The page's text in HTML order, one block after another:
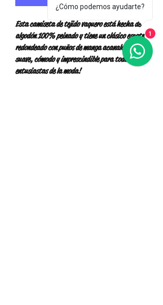
Esta camiseta de tejido vaquero está hecha de
algodón 100% peinado y tiene un clásico escote
redondeado con puños de manga acanalado. ¡Es
suave, cómodo y imprescindible para todos los
entusiastas de la moda!
¿Cómo podemos ayudarte?
1